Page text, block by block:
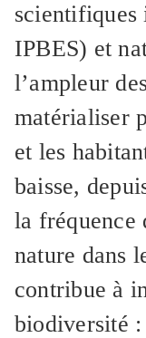
IPBES) et
l’ampleur
matérialiser
et les
baisse,
la fréquence
nature dans
contribue à
biodiversité